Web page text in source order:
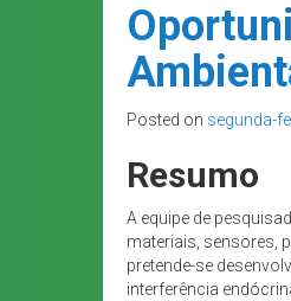
Posted on segunda-
Resumo
A equipe de
materiais, sensores,
pretende-se
interferência